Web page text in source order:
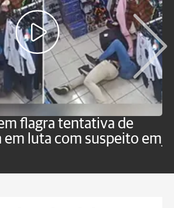
flagra tentativa de
luta com suspeito em